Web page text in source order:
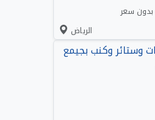
بدون سعر
الرياض